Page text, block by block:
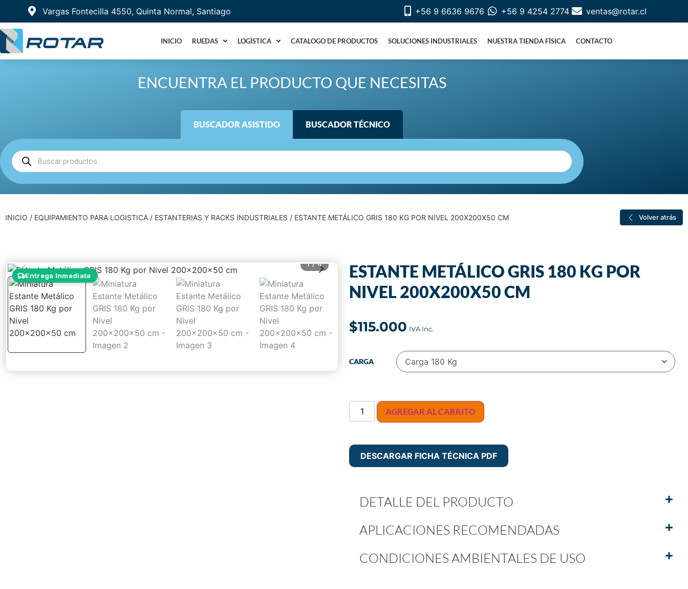
Vargas Fontecilla 4550, Quinta Normal, Santiago +56 9 6636 9676 +56 9 4254 2774 ventas@rotar.cl
INICIO RUEDAS LOGÍSTICA CATALOGO DE PRODUCTOS SOLUCIONES INDUSTRIALES NUESTRA TIENDA FÍSICA CONTACTO
ENCUENTRA EL PRODUCTO QUE NECESITAS
BUSCADOR ASISTIDO BUSCADOR TÉCNICO
INICIO / EQUIPAMIENTO PARA LOGISTICA / ESTANTERIAS Y RACKS INDUSTRIALES / ESTANTE METÁLICO GRIS 180 KG POR NIVEL 200X200X50 CM Volver atrás
Entrega Inmediata
1/4
ESTANTE METÁLICO GRIS 180 KG POR
NIVEL 200X200X50 CM
$115.000
CARGA
AGREGAR AL CARRITO
DESCARGAR FICHA TÉCNICA PDF
DETALLE DEL PRODUCTO
APLICACIONES RECOMENDADAS
CONDICIONES AMBIENTALES DE USO